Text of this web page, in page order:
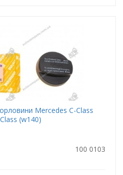
Mercedes C-Class
(w140)
100 0103